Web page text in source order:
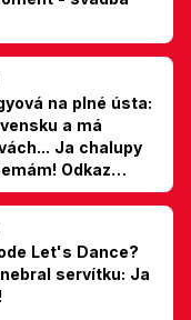
na plné ústa:
a má
Ja chalupy
Odkaz
Let's Dance?
servítku: Ja